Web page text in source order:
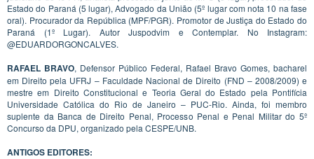
Estado do Paraná (5 lugar), Advogado da União (5º lugar com nota 10 na fase
oral). Procurador da República (MPF/PGR). Promotor de Justiça do Estado do
Paraná (1º Lugar). Autor Juspodvim e Contemplar. No Instagram:
@EDUARDORGONCALVES.
RAFAEL BRAVO, Defensor Público Federal, Rafael Bravo Gomes, bacharel
em Direito pela UFRJ – Faculdade Nacional de Direito (FND – 2008/2009) e
mestre em Direito Constitucional e Teoria Geral do Estado pela Pontifícia
Universidade Católica do Rio de Janeiro – PUC-Rio. Ainda, foi membro
suplente da Banca de Direito Penal, Processo Penal e Penal Militar do 5º
Concurso da DPU, organizado pela CESPE/UNB.
ANTIGOS EDITORES: